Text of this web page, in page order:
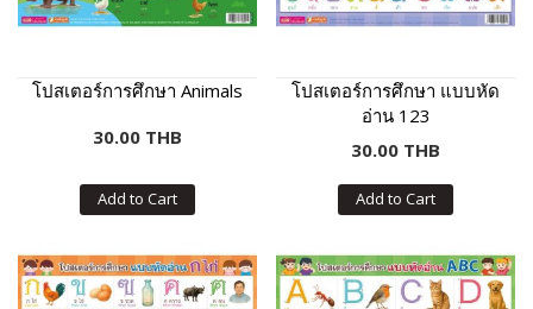
โปสเตอร์การศึกษา Animals
30.00 THB
Add to Cart
โปสเตอร์การศึกษา แบบหัด
อ่าน 123
30.00 THB
Add to Cart